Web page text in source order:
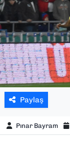
Paylaş
Pınar Bayram
SPOR
YAŞAM
YEREL